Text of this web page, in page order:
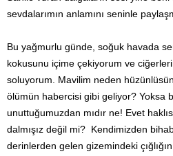
sevdalarımın anlamını seninle
Bu yağmurlu günde, soğuk havada
kokusunu içime çekiyorum ve
soluyorum. Mavilim neden
ölümün habercisi gibi geliyor? Yoksa
unuttuğumuzdan mıdır ne! Evet
dalmışız değil mi? Kendimizden
derinlerden gelen gizemindeki